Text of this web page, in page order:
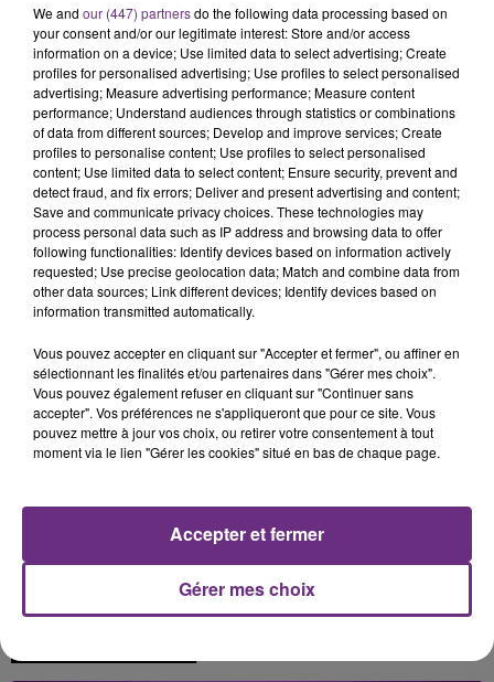
18h39
18h39
JECK & CARLA
La Recette
18h36
18h36
ALEX WARREN
Fever Dream
18h31
18h31
DJ GOJA & JASON DERULO &
Mi Chico
We and our (447) partnersdo the following data processing based on
your consent and/or our legitimate interest: Store and/or access
information on a device; Use limited data to select advertising; Create
profiles for personalised advertising; Use profiles to select personalised
advertising; Measure advertising performance; Measure content
performance; Understand audiences through statistics or combinations
of data from different sources; Develop and improve services; Create
profiles to personalise content; Use profiles to select personalised
content; Use limited data to select content; Ensure security, prevent and
detect fraud, and fix errors; Deliver and present advertising and content;
Save and communicate privacy choices. These technologies may
process personal data such as IP address and browsing data to offer
following functionalities: Identify devices based on information actively
requested; Use precise geolocation data; Match and combine data from
other data sources; Link different devices; Identify devices based on
information transmitted automatically.
Vous pouvez accepter en cliquant sur "Accepter et fermer", ou affiner en
sélectionnant les finalités et/ou partenaires dans "Gérer mes choix".
Vous pouvez également refuser en cliquant sur "Continuer sans
accepter". Vos préférences ne s'appliqueront que pour ce site. Vous
pouvez mettre à jour vos choix, ou retirer votre consentement à tout
moment via le lien "Gérer les cookies" situé en bas de chaque page.
Gérer mes choix
Accepter et fermer